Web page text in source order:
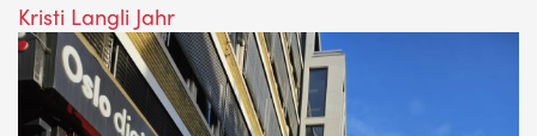
Kristi Langli Jahr